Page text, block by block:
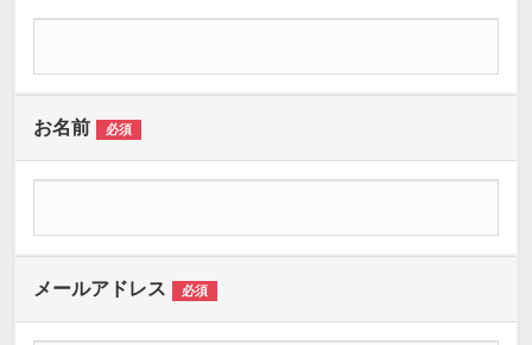
お名前 必須
メールアドレス 必須